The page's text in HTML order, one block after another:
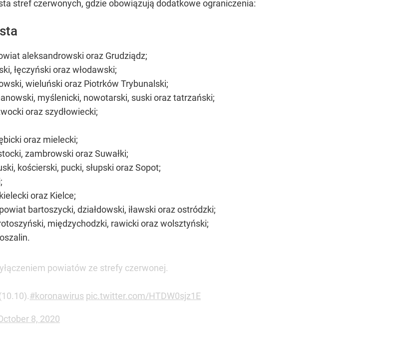
stref czerwonych, gdzie obowiązują dodatkowe ograniczenia:
aleksandrowski oraz Grudziądz;
łęczyński oraz włodawski;
wieluński oraz Piotrków Trybunalski;
myślenicki, nowotarski, suski oraz tatrzański;
oraz szydłowiecki;
oraz mielecki;
zambrowski oraz Suwałki;
kościerski, pucki, słupski oraz Sopot;
oraz Kielce;
bartoszycki, działdowski, iławski oraz ostródzki;
międzychodzki, rawicki oraz wolsztyński;
powiatów ze strefy czerwonej.
#koronawirus pic.twitter.com/HTDW0sjz1E
8, 2020